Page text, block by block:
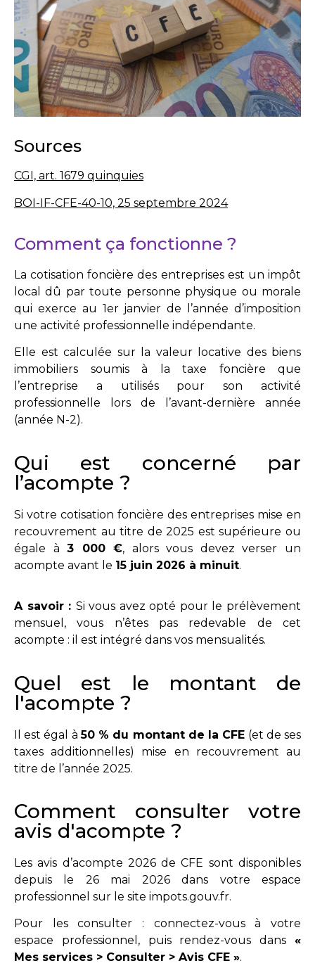
Sources
CGI, art. 1679 quinquies
BOI-IF-CFE-40-10, 25 septembre 2024
Comment ça fonctionne ?
La cotisation foncière des entreprises est un impôt
local dû par toute personne physique ou morale
qui exerce au 1er janvier de l’année d’imposition
une activité professionnelle indépendante.
Elle est calculée sur la valeur locative des biens
immobiliers soumis à la taxe foncière que
l’entreprise a utilisés pour son activité
professionnelle lors de l’avant-dernière année
(année N-2).
Qui est concerné par
l’acompte ?
Si votre cotisation foncière des entreprises mise en
recouvrement au titre de 2025 est supérieure ou
égale à3 000 €, alors vous devez verser un
acompte avant le 15 juin 2026 à minuit.
A savoir : Si vous avez opté pour le prélèvement
mensuel, vous n’êtes pas redevable de cet
acompte : il est intégré dans vos mensualités.
Quel est le montant de
l'acompte ?
Il est égal à50 % du montant de la CFE (et de ses
taxes additionnelles) mise en recouvrement au
titre de l’année 2025.
Comment consulter votre
avis d'acompte ?
Les avis d’acompte 2026 de CFE sont disponibles
depuis le 26 mai 2026 dans votre espace
professionnel sur le site impots.gouv.fr.
Pour les consulter : connectez-vous à votre
espace professionnel, puis rendez-vous dans «
Mes services > Consulter > Avis CFE ».